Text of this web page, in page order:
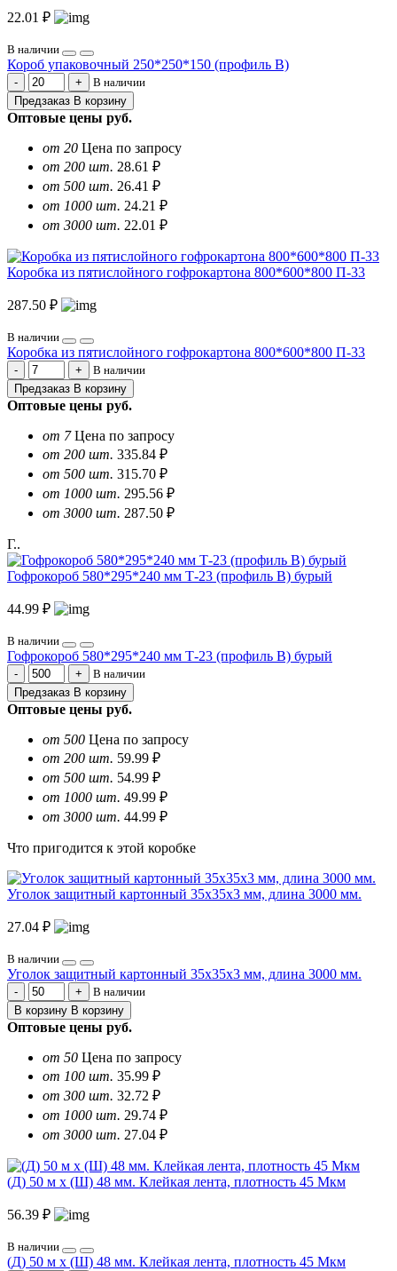
22.01 ₽
В наличии
Короб упаковочный 250*250*150 (профиль B)
В наличии
Предзаказ В корзину
Оптовые цены руб.
от 20 Цена по запросу
от 200 шт. 28.61 ₽
от 500 шт. 26.41 ₽
от 1000 шт. 24.21 ₽
от 3000 шт. 22.01 ₽
Коробка из пятислойного гофрокартона 800*600*800 П-33
287.50 ₽
В наличии
Коробка из пятислойного гофрокартона 800*600*800 П-33
В наличии
Предзаказ В корзину
Оптовые цены руб.
от 7 Цена по запросу
от 200 шт. 335.84 ₽
от 500 шт. 315.70 ₽
от 1000 шт. 295.56 ₽
от 3000 шт. 287.50 ₽
Г..
Гофрокороб 580*295*240 мм Т-23 (профиль B) бурый
44.99 ₽
В наличии
Гофрокороб 580*295*240 мм Т-23 (профиль B) бурый
В наличии
Предзаказ В корзину
Оптовые цены руб.
от 500 Цена по запросу
от 200 шт. 59.99 ₽
от 500 шт. 54.99 ₽
от 1000 шт. 49.99 ₽
от 3000 шт. 44.99 ₽
Что пригодится к этой коробке
Уголок защитный картонный 35х35х3 мм, длина 3000 мм.
27.04 ₽
В наличии
Уголок защитный картонный 35х35х3 мм, длина 3000 мм.
В наличии
В корзину В корзину
Оптовые цены руб.
от 50 Цена по запросу
от 100 шт. 35.99 ₽
от 300 шт. 32.72 ₽
от 1000 шт. 29.74 ₽
от 3000 шт. 27.04 ₽
(Д) 50 м х (Ш) 48 мм. Клейкая лента, плотность 45 Мкм
56.39 ₽
В наличии
(Д) 50 м х (Ш) 48 мм. Клейкая лента, плотность 45 Мкм